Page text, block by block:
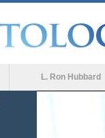
L. Ron Hubbard